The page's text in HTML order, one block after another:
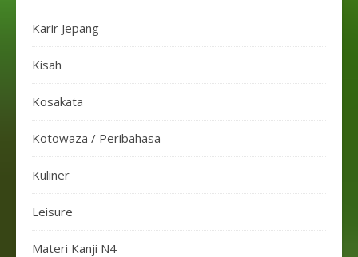
Karir Jepang
Kisah
Kosakata
Kotowaza / Peribahasa
Kuliner
Leisure
Materi Kanji N4